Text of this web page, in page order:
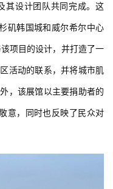
其设计团队共同完成。这
矶韩国城和威尔希尔中心
项目的设计，并打造了一
活动的联系，并将城市肌
，该展馆以主要捐助者的
意，同时也反映了民众对